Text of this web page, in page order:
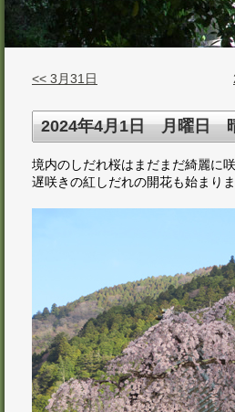
<< 3月31日
2024年4月1日 月曜日
境内のしだれ桜はまだまだ綺麗に咲
遅咲きの紅しだれの開花も始まりま